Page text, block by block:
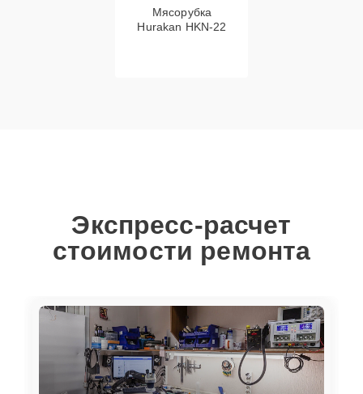
Мясорубка
Hurakan HKN‑22
Экспресс-расчет
стоимости ремонта